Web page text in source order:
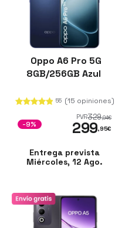
Oppo A6 Pro 5G
8GB/256GB Azul
55 (15 opiniones)
PVR329,94€
299,95€
-9%
Entrega prevista
Miércoles, 12 Ago.